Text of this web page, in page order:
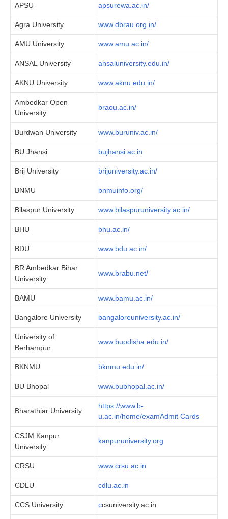
APSU apsurewa.ac.in/
Agra University www.dbrau.org.in/
AMU University www.amu.ac.in/
ANSAL University ansaluniversity.edu.in/
AKNU University www.aknu.edu.in/
Ambedkar Open
University
braou.ac.in/
Burdwan University www.buruniv.ac.in/
BU Jhansi bujhansi.ac.in
Brij University brijuniversity.ac.in/
BNMU bnmuinfo.org/
Bilaspur University www.bilaspuruniversity.ac.in/
BHU bhu.ac.in/
BDU www.bdu.ac.in/
BR Ambedkar Bihar
University
www.brabu.net/
BAMU www.bamu.ac.in/
Bangalore University bangaloreuniversity.ac.in/
University of
Berhampur
www.buodisha.edu.in/
BKNMU bknmu.edu.in/
BU Bhopal www.bubhopal.ac.in/
Bharathiar University
https://www.b-
u.ac.in/home/examAdmit Cards
CSJM Kanpur
University
kanpuruniversity.org
CRSU www.crsu.ac.in
CDLU cdlu.ac.in
CCS University ccsuniversity.ac.in